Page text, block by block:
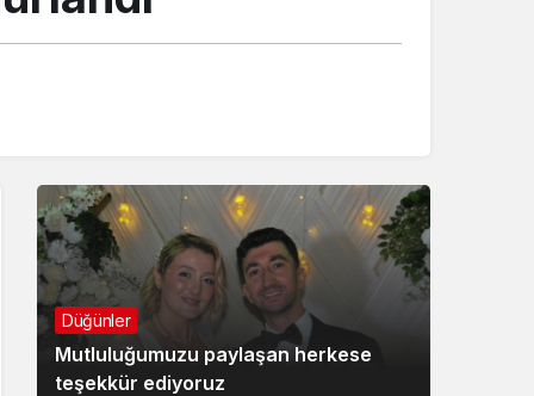
Düğünler
Mutluluğumuzu paylaşan herkese
teşekkür ediyoruz